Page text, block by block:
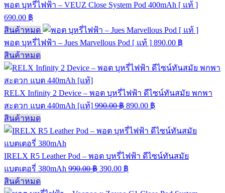
พอต บุหรี่ไฟฟ้า – VEUZ Close System Pod 400mAh [ แท้ ]
690.00 ฿
สินค้าหมด
พอต บุหรี่ไฟฟ้า – Jues Marvellous Pod [ แท้ ] 890.00 ฿
สินค้าหมด
RELX Infinity 2 Device – พอต บุหรี่ไฟฟ้า ดีไซน์ทันสมัย พกพา
สะดวก แบต 440mAh [แท้] 990.00฿ 890.00 ฿
สินค้าหมด
IRELX R5 Leather Pod – พอต บุหรี่ไฟฟ้า ดีไซน์ทันสมัย
แบตเตอรี่ 380mAh 990.00฿ 390.00 ฿
สินค้าหมด